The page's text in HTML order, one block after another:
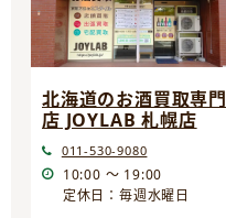
北海道のお酒買取専門
店 JOYLAB 札幌店
011-530-9080
10:00 ～ 19:00
定休日：毎週水曜日